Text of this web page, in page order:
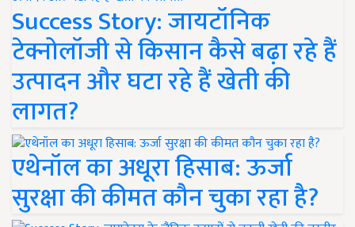
Success Story: जायटॉनिक
टेक्नोलॉजी से किसान कैसे बढ़ा रहे हैं
उत्पादन और घटा रहे हैं खेती की
लागत?
एथेनॉल का अधूरा हिसाब: ऊर्जा
सुरक्षा की कीमत कौन चुका रहा है?